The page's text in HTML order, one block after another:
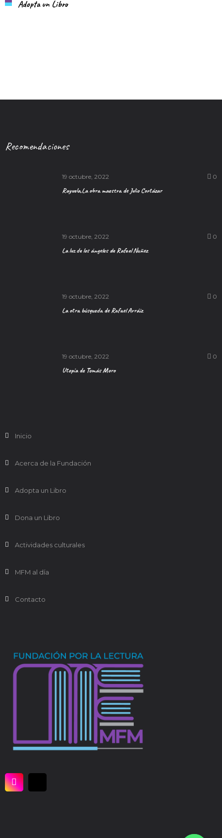
Adopta un Libro
Recomendaciones
19 octubre, 2022 0
Rayuela,La obra maestra de Julio Cortázar
19 octubre, 2022 0
La luz de los ángeles de Rafael Nuñez
19 octubre, 2022 0
La otra búsqueda de Rafael Arráiz
19 octubre, 2022 0
Utopía de Tomás Moro
Inicio
Acerca de la Fundación
Adopta un Libro
Dona un Libro
Actividades culturales
MFM al día
Contacto